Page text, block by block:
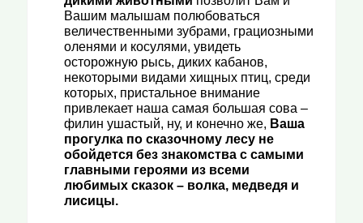
Вашим малышам полюбоваться
величественными зубрами, грациозными
оленями и косулями, увидеть
осторожную рысь, диких кабанов,
некоторыми видами хищных птиц, среди
которых, пристальное внимание
привлекает наша самая большая сова –
филин ушастый, ну, и конечно же, Ваша
прогулка по сказочному лесу не
обойдется без знакомства с самыми
главными героями из всеми
любимых сказок – волка, медведя и
лисицы.